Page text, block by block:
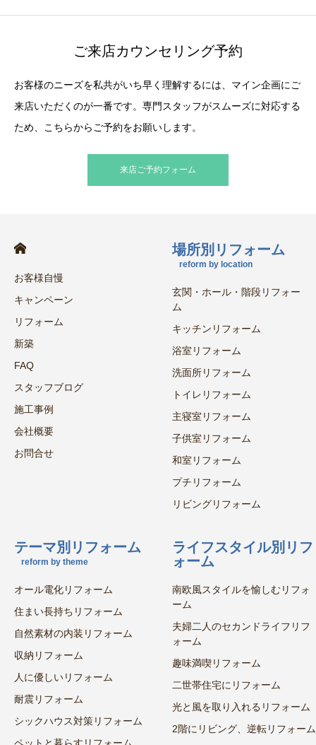
ご来店カウンセリング予約
お客様のニーズを私共がいち早く理解するには、マイン企画にご
来店いただくのが一番です。専門スタッフがスムーズに対応する
ため、こちらからご予約をお願いします。
来店ご予約フォーム
お客様自慢
キャンペーン
リフォーム
新築
FAQ
スタッフブログ
施工事例
会社概要
お問合せ
場所別リフォーム
reform by location
玄関・ホール・階段リフォー
ム
キッチンリフォーム
浴室リフォーム
洗面所リフォーム
トイレリフォーム
主寝室リフォーム
子供室リフォーム
和室リフォーム
プチリフォーム
リビングリフォーム
テーマ別リフォーム
reform by theme
オール電化リフォーム
住まい長持ちリフォーム
自然素材の内装リフォーム
収納リフォーム
人に優しいリフォーム
耐震リフォーム
シックハウス対策リフォーム
ライフスタイル別リフ
ォーム
南欧風スタイルを愉しむリフォ
ーム
夫婦二人のセカンドライフリフ
ォーム
趣味満喫リフォーム
二世帯住宅にリフォーム
光と風を取り入れるリフォーム
2階にリビング、逆転リフォーム